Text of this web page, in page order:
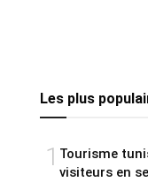
Les plus
1 Tourisme
visiteurs en